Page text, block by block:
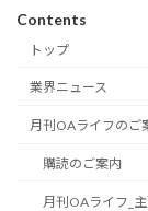
Contents
トップ
業界ニュース
月刊OAライフのご
購読のご案内
月刊OAライフ_